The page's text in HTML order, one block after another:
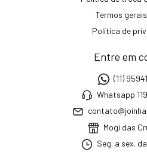
Termos
Política de
Entre em
(11)
Whatsapp
Mogi das
Seg. a sex.